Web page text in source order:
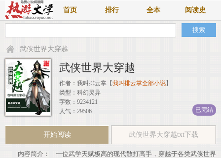
首页 排行 全本 阅读史
武侠世界大穿越
武侠世界大穿越
作者： 我叫排云掌 【我叫排云掌全部小说】
类型：科幻灵异
字数：9234121
人气：29506
已完结
开始阅读 武侠世界大穿越txt下载
内容简介： 一位武学天赋极高的现代散打高手，穿越于各类武侠世界